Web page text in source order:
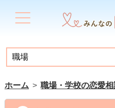
ホーム 職場・学校の恋愛相